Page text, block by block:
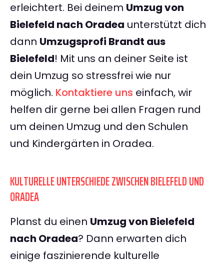
erleichtert. Bei deinem Umzug von
Bielefeld nach Oradea unterstützt dich
dann Umzugsprofi Brandt aus
Bielefeld! Mit uns an deiner Seite ist
dein Umzug so stressfrei wie nur
möglich. Kontaktiere uns einfach, wir
helfen dir gerne bei allen Fragen rund
um deinen Umzug und den Schulen
und Kindergärten in Oradea.
KULTURELLE UNTERSCHIEDE ZWISCHEN BIELEFELD UND
ORADEA
Planst du einen Umzug von Bielefeld
nach Oradea? Dann erwarten dich
einige faszinierende kulturelle